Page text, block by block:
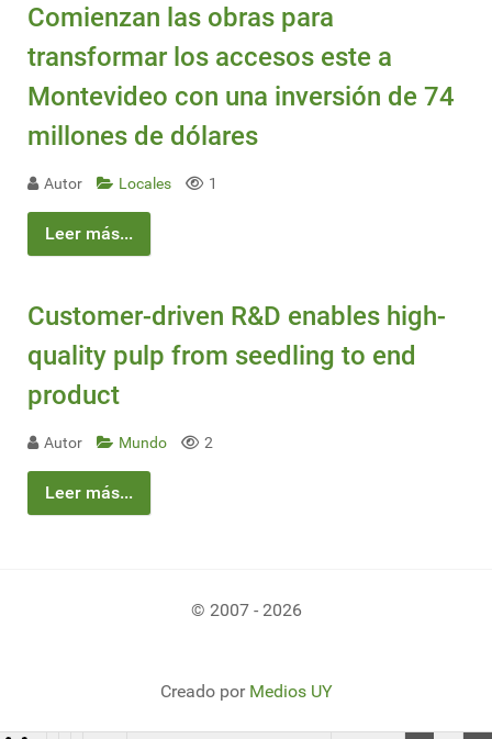
Comienzan las obras para
transformar los accesos este a
Montevideo con una inversión de 74
millones de dólares
Autor Locales 1
Leer más...
Customer-driven R&D enables high-
quality pulp from seedling to end
product
Autor Mundo 2
Leer más...
© 2007 - 2026
Creado por Medios UY